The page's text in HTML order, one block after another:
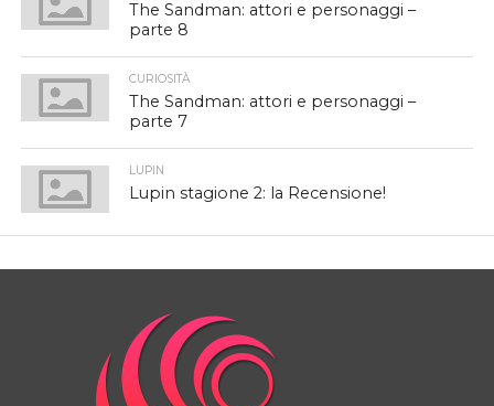
The Sandman: attori e personaggi –
parte 8
CURIOSITÀ
The Sandman: attori e personaggi –
parte 7
LUPIN
Lupin stagione 2: la Recensione!